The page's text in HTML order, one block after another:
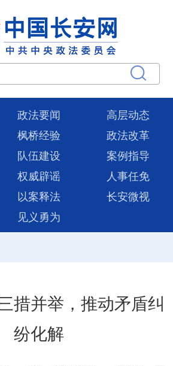
政法要闻
高层动态
枫桥经验
政法改革
队伍建设
案例指导
权威辟谣
人事任免
以案释法
长安微视
见义勇为
措并举，推动矛盾纠
纷化解